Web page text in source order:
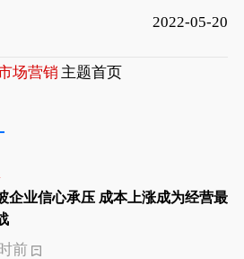
2022-05-20
场营销 主题首页
心承压 成本上涨成为经营最
前